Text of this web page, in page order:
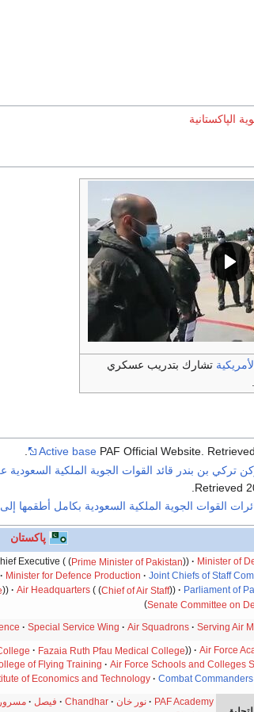
الپاكستانية
تشارك بتدريب عسكري
Active base PAF Official Website.
تركي بن بندر قائد القوات الجوية الملكية السعودية
القوات الجوية الملكية السعودية بكامل أطقمها
پاكستان
Executive Prime Minister of Pakistan
Minister of
Minister for Defence Production
Joint Chiefs of Staff
Air Headquarters Chief of Air Staff
Parliament of
Senate Committee on
Special Service Wing Air Squadrons Serving Air
Fazaia Ruth Pfau Medical College
Air Force
of Flying Training
Air Force Schools and Colleges
of Economics and Technology
Combat Commanders
PAF Academy نور خان Chandhar فيصل مسرور